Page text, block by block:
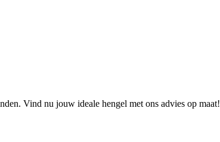
Vind nu jouw ideale hengel met ons advies op maat!